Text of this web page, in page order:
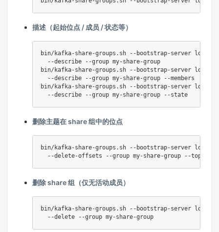
描述（起始位点 / 成员 / 状态等）
bin/kafka-share-groups.sh --bootstrap-server
  --describe --group my-share-group
bin/kafka-share-groups.sh --bootstrap-server
  --describe --group my-share-group --members
bin/kafka-share-groups.sh --bootstrap-server
删除主题在 share 组中的位点
bin/kafka-share-groups.sh --bootstrap-server
删除 share 组（仅无活动成员）
bin/kafka-share-groups.sh --bootstrap-server